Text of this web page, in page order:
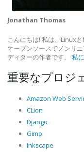
Jonathan Thomas
こんにちは! 私は、Linux
オープンソースでノンリ
ディターの作者です。 私
重要なプロジ
Amazon Web
CLion
Django
Gimp
Inkscape